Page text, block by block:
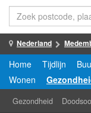
Nederland
Home Tijdlijn
Wonen
Gezondheid